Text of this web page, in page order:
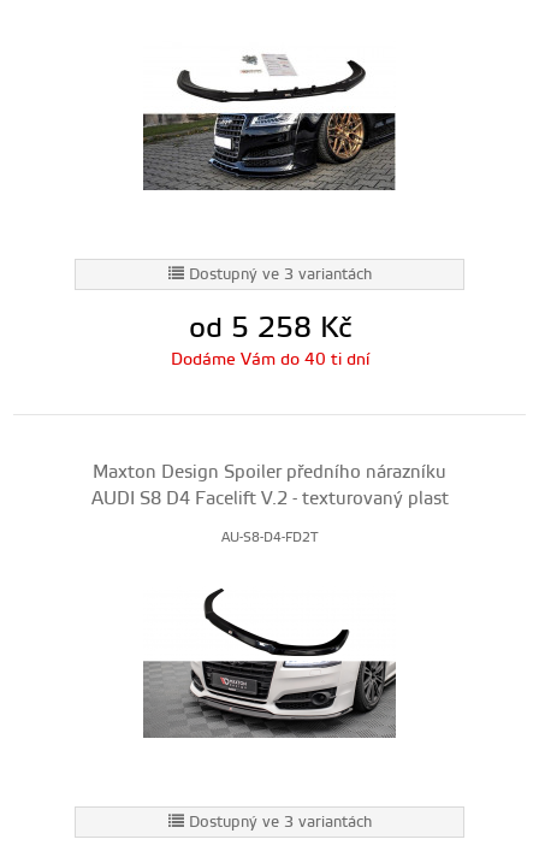
Dostupný ve 3 variantách
od 5 258 Kč
Dodáme Vám do 40 ti dní
Maxton Design Spoiler předního nárazníku
AUDI S8 D4 Facelift V.2 - texturovaný plast
AU-S8-D4-FD2T
Dostupný ve 3 variantách